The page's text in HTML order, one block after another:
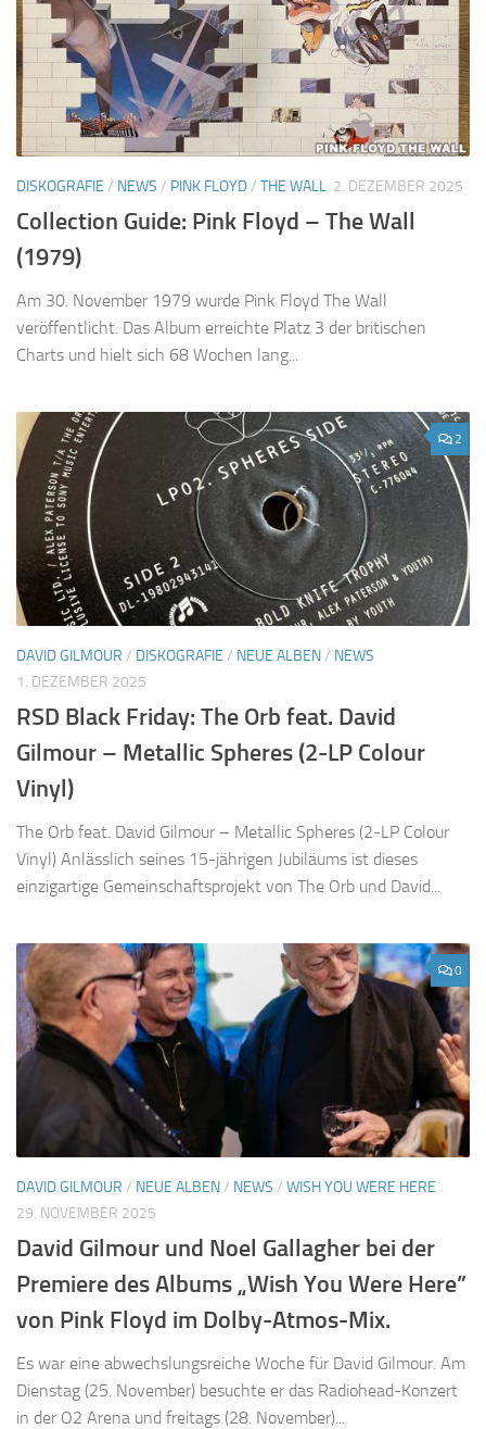
DISKOGRAFIE / NEWS / PINK FLOYD/ THE WALL 2. DEZEMBER 2025
Collection Guide: Pink Floyd – The Wall
(1979)
Am 30. November 1979 wurde Pink Floyd The Wall
veröffentlicht. Das Album erreichte Platz 3 der britischen
Charts und hielt sich 68 Wochen lang...
2
DAVID GILMOUR / DISKOGRAFIE / NEUE ALBEN/ NEWS
1. DEZEMBER 2025
RSD Black Friday: The Orb feat. David
Gilmour – Metallic Spheres (2-LP Colour
Vinyl)
The Orb feat. David Gilmour – Metallic Spheres (2-LP Colour
Vinyl) Anlässlich seines 15-jährigen Jubiläums ist dieses
einzigartige Gemeinschaftsprojekt von The Orb und David...
0
DAVID GILMOUR / NEUE ALBEN/ NEWS / WISH YOU WERE HERE
29. NOVEMBER 2025
David Gilmour und Noel Gallagher bei der
Premiere des Albums „Wish You Were Here”
von Pink Floyd im Dolby-Atmos-Mix.
Es war eine abwechslungsreiche Woche für David Gilmour. Am
Dienstag (25. November) besuchte er das Radiohead-Konzert
in der O2 Arena und freitags (28. November)...